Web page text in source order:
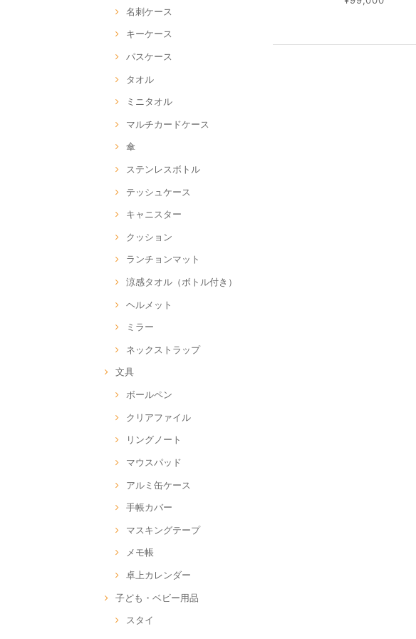
名刺ケース
キーケース
パスケース
タオル
ミニタオル
マルチカードケース
傘
ステンレスボトル
テッシュケース
キャニスター
クッション
ランチョンマット
涼感タオル（ボトル付き）
ヘルメット
ミラー
ネックストラップ
文具
ボールペン
クリアファイル
リングノート
マウスパッド
アルミ缶ケース
手帳カバー
マスキングテープ
メモ帳
卓上カレンダー
子ども・ベビー用品
スタイ